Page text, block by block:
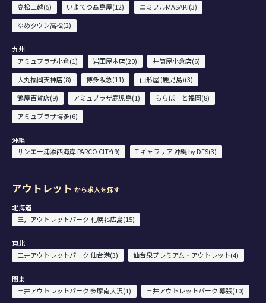
高松三越(5) いよてつ髙島屋(12)
エミフルMASAKI(3)
ゆめタウン高松(2)
九州
アミュプラザ小倉(1)
岩田屋本店(20)
井筒屋小倉店(6)
大丸福岡天神店(8)
博多阪急(11)
山形屋 (鹿児島)(3)
鶴屋百貨店(9)
アミュプラザ鹿児島(1)
ららぽーと福岡(8)
アミュプラザ博多(6)
沖縄
サンエー浦添西海岸 PARCO CITY(9)
T ギャラリア 沖縄 by DFS(3)
アウトレット から求人を探す
北海道
三井アウトレットパーク 札幌北広島(15)
東北
三井アウトレットパーク 仙台港(3)
仙台泉プレミアム・アウトレット(4)
関東
三井アウトレットパーク 多摩南大沢(1)
三井アウトレットパーク 幕張(10)